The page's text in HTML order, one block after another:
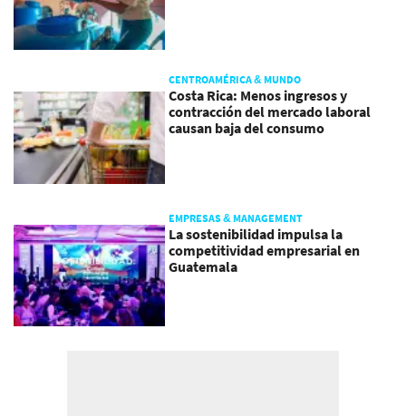
CENTROAMÉRICA & MUNDO
Costa Rica: Menos ingresos y
contracción del mercado laboral
causan baja del consumo
EMPRESAS & MANAGEMENT
La sostenibilidad impulsa la
competitividad empresarial en
Guatemala